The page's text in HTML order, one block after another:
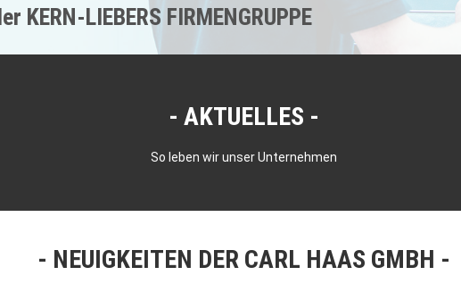
KERN-LIEBERS FIRMENGRUPPE
AKTUELLES
So leben wir unser Unternehmen
NEUIGKEITEN DER CARL HAAS GMBH